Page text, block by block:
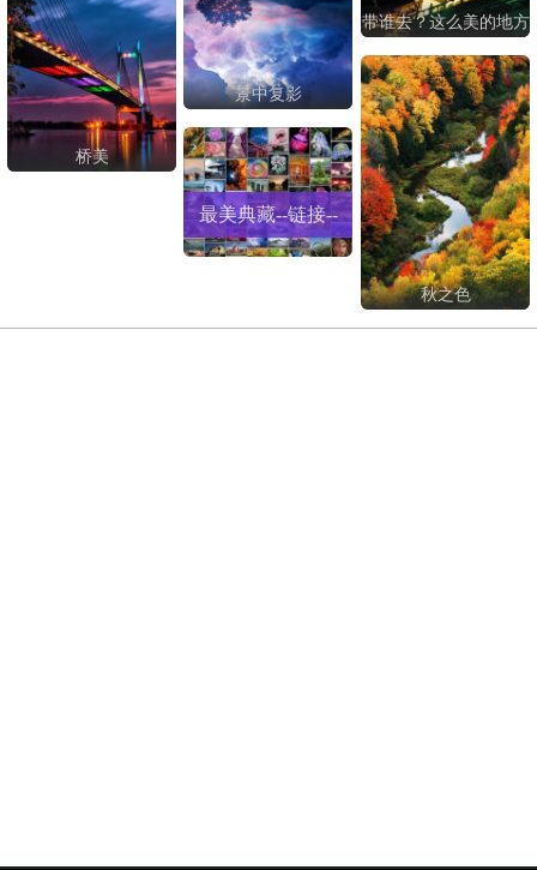
景中复影
桥美
带谁去？这么美的地方
秋之色
最美典藏--链接--